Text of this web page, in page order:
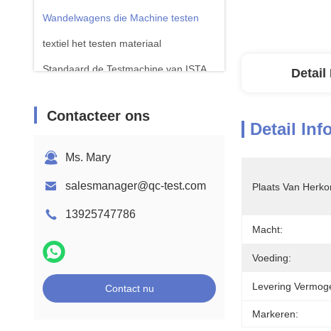
Wandelwagens die Machine testen
textiel het testen materiaal
Standaard de Testmachine van ISTA
Chemische analysemachine
ontvlambaarheid
Contacteer ons
Ms. Mary
salesmanager@qc-test.com
13925747786
Contact nu
Detail
Detail
Plaats Van
Macht:
Voeding:
Levering
Markeren: